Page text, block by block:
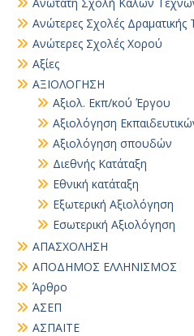
Ανώτερες Σχολές Δραματικής
Ανώτερες Σχολές Χορού
Αξίες
ΑΞΙΟΛΟΓΗΣΗ
Αξιολ. Εκπ/κού Έργου
Αξιολόγηση
Αξιολόγηση σπουδών
Διεθνής Κατάταξη
Εθνική κατάταξη
Εξωτερική Αξιολόγηση
Εσωτερική Αξιολόγηση
ΑΠΑΣΧΟΛΗΣΗ
ΑΠΟΔΗΜΟΣ ΕΛΛΗΝΙΣΜΟΣ
Άρθρο
ΑΣΕΠ
ΑΣΠΑΙΤΕ